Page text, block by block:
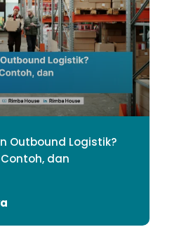
Outbound Logistik?
dan